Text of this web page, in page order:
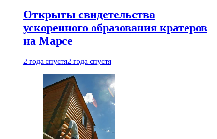
Открыты свидетельства
ускоренного образования кратеров
на Марсе
2 года спустя2 года спустя